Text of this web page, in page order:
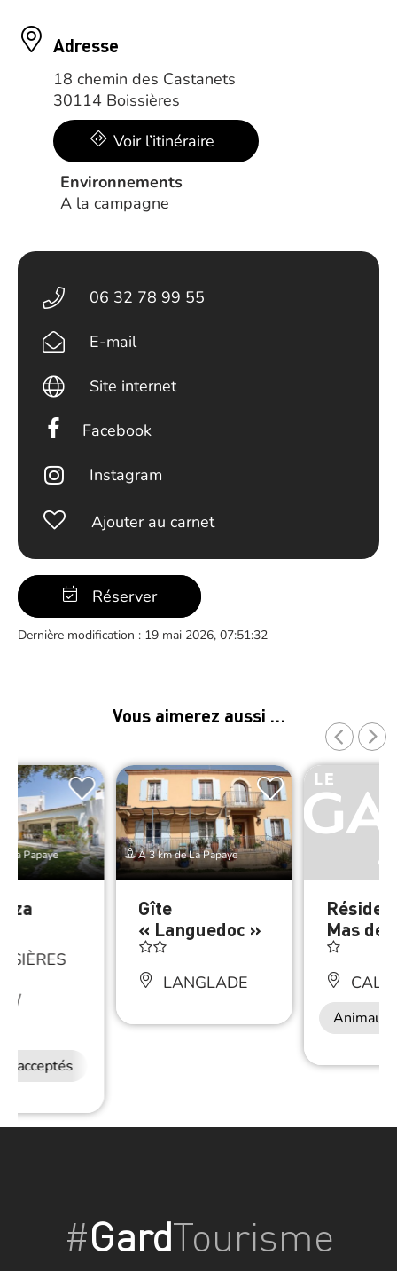
Adresse
18 chemin des Castanets
30114 Boissières
Voir l’itinéraire
Environnements
A la campagne
06 32 78 99 55
E-mail
Site internet
Facebook
Instagram
Ajouter au carnet
Réserver
Dernière modification : 19 mai 2026, 07:51:32
Vous aimerez aussi …
La Papaye
/
acceptés
À 3 km de La Papaye
Gîte
« Languedoc »
LANGLADE
Mas
Animaux
#GardTourisme